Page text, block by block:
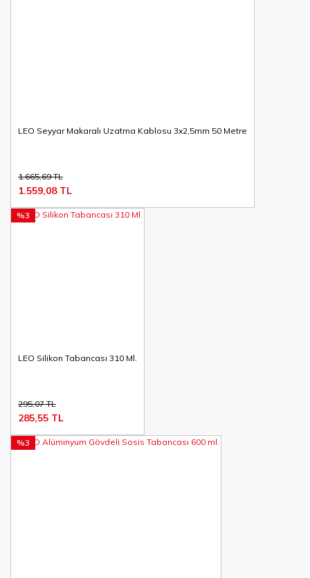
LEO Seyyar Makaralı Uzatma Kablosu 3x2,5mm 50 Metre
1.665,69 TL
1.559,08 TL
LEO Silikon Tabancası 310 Ml.
%3
295,07 TL
285,55 TL
%3